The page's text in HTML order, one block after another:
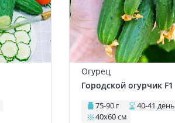
Огурец
Городской огурчик F1
75-90 г
40-41 день
40х60 см